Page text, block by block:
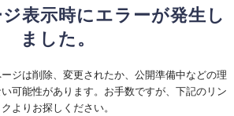
表示時にエラーが発生し
ました。
ジは削除、変更されたか、公開準備中などの理
可能性があります。お手数ですが、下記のリン
クよりお探しください。